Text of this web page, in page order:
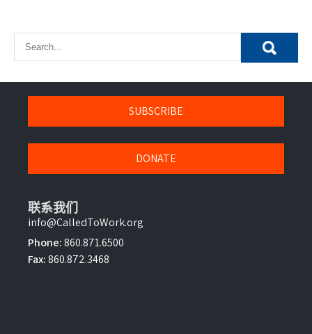
SUBSCRIBE
DONATE
联系我们
info@CalledToWork.org
Phone:860.871.6500
Fax:860.872.3468